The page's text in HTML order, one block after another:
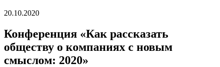
20.10.2020
Конференция «Как рассказать
обществу о компаниях с новым
смыслом: 2020»